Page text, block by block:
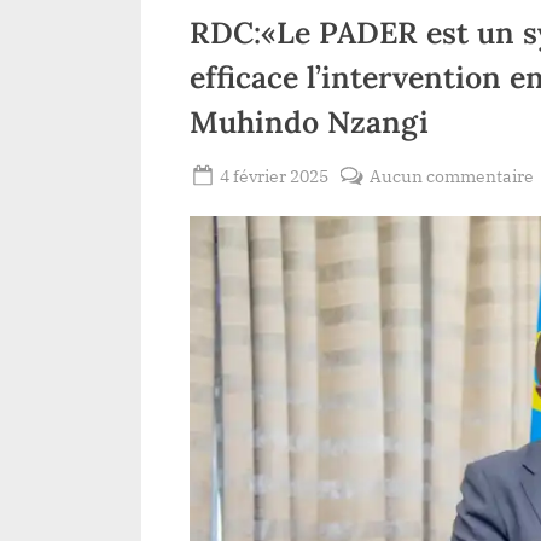
RDC:«Le PADER est
efficace l’intervention
Muhindo Nzangi
Posted
4 février 2025
VYAVU
Aucun commentaire
en